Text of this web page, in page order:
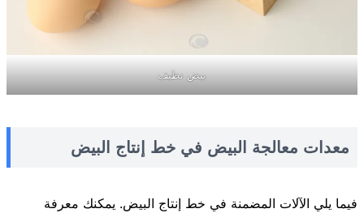
بيض نظيف
معدات معالجة البيض في خط إنتاج البيض
فيما يلي الآلات المضمنة في خط إنتاج البيض. يمكنك معرفة